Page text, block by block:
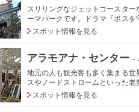
スリリングなジェットコースタ
ーマパークです。ドラマ『ボスを
スポット情報を見る
アラモアナ・センター -
地元の人も観光客も多く集まる
スやノードストロームといった老
スポット情報を見る